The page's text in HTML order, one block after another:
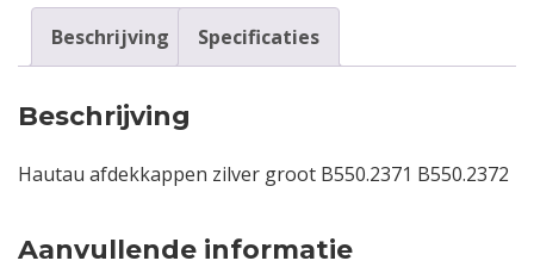
Beschrijving Specificaties
Beschrijving
Hautau afdekkappen zilver groot B550.2371 B550.2372
Aanvullende informatie